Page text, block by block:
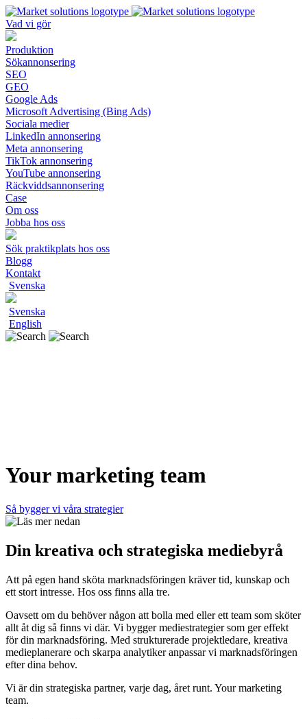
Vad vi gör
Produktion
Sökannonsering
SEO
GEO
Google Ads
Microsoft Advertising (Bing Ads)
Sociala medier
LinkedIn annonsering
Meta annonsering
TikTok annonsering
YouTube annonsering
Räckviddsannonsering
Case
Om oss
Jobba hos oss
Sök praktikplats hos oss
Blogg
Kontakt
Svenska
Svenska
English
Your marketing team
Så bygger vi våra strategier
Din kreativa och strategiska mediebyrå
Att på egen hand sköta marknadsföringen kräver tid, kunskap och
ett stort intresse. Hos oss finns alla tre.
Oavsett om du behöver någon att bolla med eller ett team som sköter
allt åt dig så finns vi där. Vi bygger mediestrategier som ger effekt
för din marknadsföring. Med strukturerade projektledare, kreativa
medieplanerare och skarpa analytiker anpassar vi marknadsföringen
efter dina behov.
Vi är din strategiska partner, varje dag, året runt. Your marketing
team.